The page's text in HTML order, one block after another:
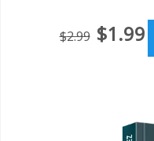
$2.99 $1.99